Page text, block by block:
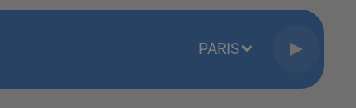
PARIS